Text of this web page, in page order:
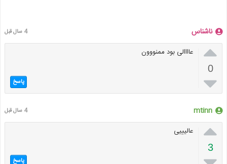
ناشناس 4 سال قبل

0

عاااالی بود ممنووون
پاسخ
mtinn 4 سال قبل

3
عالیییی
پاسخ